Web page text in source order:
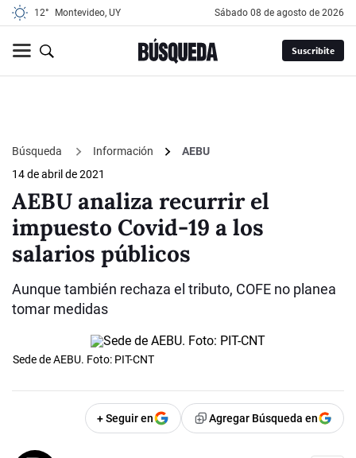
12° Montevideo, UY sábado 08 de agosto de 2026
Suscribite
Búsqueda Información
AEBU
14 de abril de 2021
AEBU analiza recurrir el
impuesto Covid-19 a los
salarios públicos
Aunque también rechaza el tributo, COFE no planea
tomar medidas
Sede de AEBU. Foto: PIT-CNT
+ Seguir en Agregar Búsqueda en